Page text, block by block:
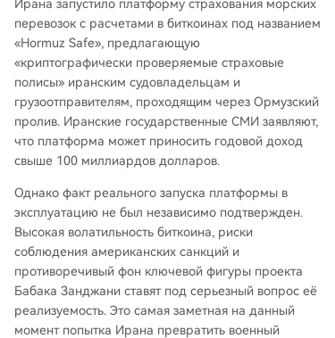
ской осуществимости проекта. Они указывают
на высокую волатильность биткойна, риски на
рушения санкций США, а также отсутствие нез
ависимых подтверждений о реальной работе
платформы. Деятельность, связанная с платфо
рмой, может привести к изоляции компаний о
т глобальной финансовой системы. Таким обр
азом, «Hormuz Safe» представляет собой поп
ытку Ирана трансформировать свой военный
к суверенных доходов, используя биткойн в ка
честве расчётного слоя в рамках стратегии д
едолларизации.
Ирана запустило платформу страхования морских
перевозок с расчетами в биткоинах под названием
«Hormuz Safe», предлагающую
«криптографически проверяемые страховые
полисы» иранским судовладельцам и
грузоотправителям, проходящим через Ормузский
пролив. Иранские государственные СМИ заявляют,
что платформа может приносить годовой доход
свыше 100 миллиардов долларов.
Однако факт реального запуска платформы в
эксплуатацию не был независимо подтвержден.
Высокая волатильность биткоина, риски
соблюдения американских санкций и
противоречивый фон ключевой фигуры проекта
Бабака Занджани ставят под серьезный вопрос её
реализуемость. Это самая заметная на данный
момент попытка Ирана превратить военный